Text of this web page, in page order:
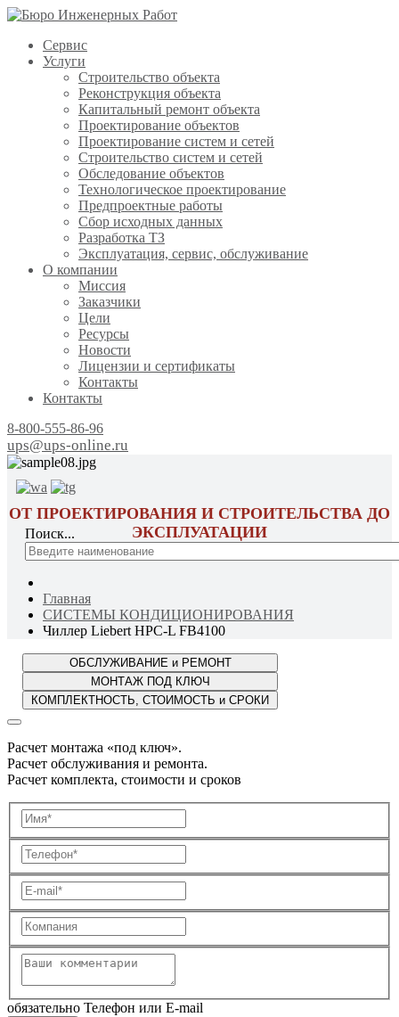
Сервис
Услуги
Строительство объекта
Реконструкция объекта
Капитальный ремонт объекта
Проектирование объектов
Проектирование систем и сетей
Строительство систем и сетей
Обследование объектов
Технологическое проектирование
Предпроектные работы
Сбор исходных данных
Разработка ТЗ
Эксплуатация, сервис, обслуживание
О компании
Миссия
Заказчики
Цели
Ресурсы
Новости
Лицензии и сертификаты
Контакты
Контакты
8-800-555-86-96
ups@ups-online.ru
ОТ ПРОЕКТИРОВАНИЯ И СТРОИТЕЛЬСТВА ДО
ЭКСПЛУАТАЦИИ
Поиск...
Главная
СИСТЕМЫ КОНДИЦИОНИРОВАНИЯ
Чиллер Liebert HPC-L FB4100
Расчет монтажа «под ключ».
Расчет обслуживания и ремонта.
Расчет комплекта, стоимости и сроков
обязательно Телефон или E-mail